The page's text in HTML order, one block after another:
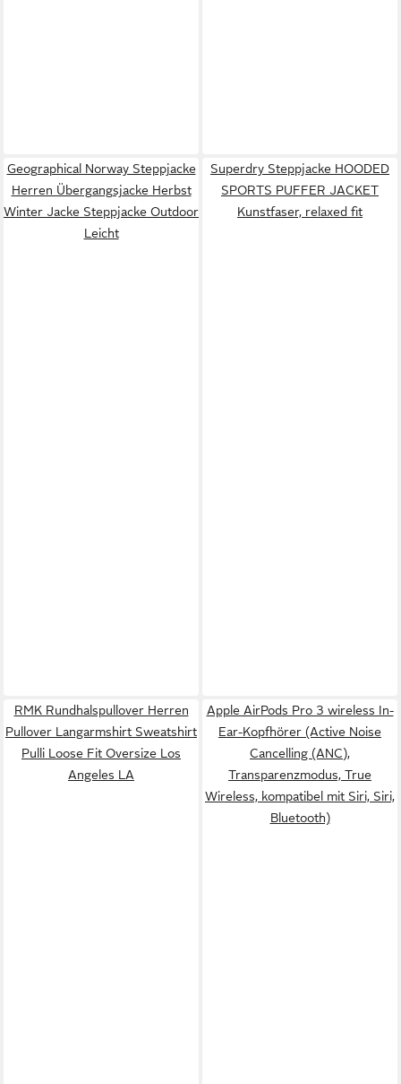
Geographical Norway Steppjacke
Herren Übergangsjacke Herbst
Winter Jacke Steppjacke Outdoor
Leicht
Superdry Steppjacke HOODED
SPORTS PUFFER JACKET
Kunstfaser, relaxed fit
RMK Rundhalspullover Herren
Pullover Langarmshirt Sweatshirt
Pulli Loose Fit Oversize Los
Angeles LA
Apple AirPods Pro 3 wireless In-
Ear-Kopfhörer (Active Noise
Cancelling (ANC),
Transparenzmodus, True
Wireless, kompatibel mit Siri, Siri,
Bluetooth)